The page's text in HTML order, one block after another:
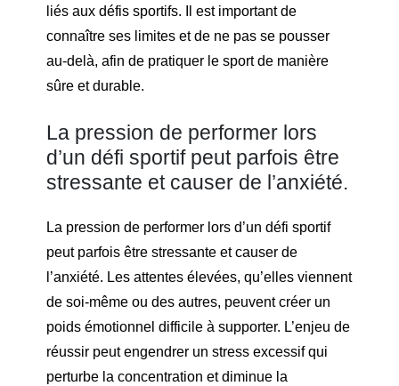
liés aux défis sportifs. Il est important de
connaître ses limites et de ne pas se pousser
au-delà, afin de pratiquer le sport de manière
sûre et durable.
La pression de performer lors
d’un défi sportif peut parfois être
stressante et causer de l’anxiété.
La pression de performer lors d’un défi sportif
peut parfois être stressante et causer de
l’anxiété. Les attentes élevées, qu’elles viennent
de soi-même ou des autres, peuvent créer un
poids émotionnel difficile à supporter. L’enjeu de
réussir peut engendrer un stress excessif qui
perturbe la concentration et diminue la